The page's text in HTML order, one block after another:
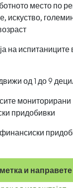
место по
искуство,
на испитаниците
од 1 до 9
мониторирани
придобивки
и